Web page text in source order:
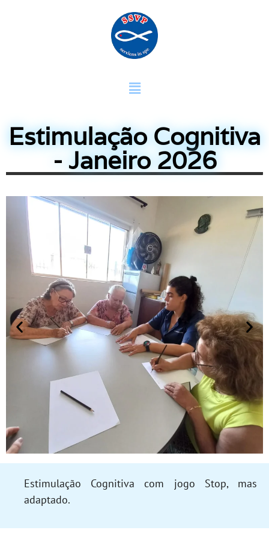
Estimulação Cognitiva
- Janeiro 2026
Estimulação Cognitiva com jogo Stop, mas
adaptado.